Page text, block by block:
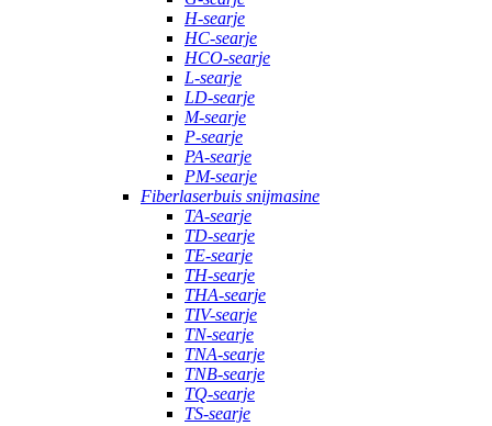
H-searje
HC-searje
HCO-searje
L-searje
LD-searje
M-searje
P-searje
PA-searje
PM-searje
Fiberlaserbuis snijmasine
TA-searje
TD-searje
TE-searje
TH-searje
THA-searje
TIV-searje
TN-searje
TNA-searje
TNB-searje
TQ-searje
TS-searje